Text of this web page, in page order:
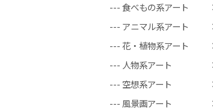
--- 食べもの系アート
--- アニマル系アート
--- 花・植物系アート
--- 人物系アート
--- 空想系アート
--- 風景画アート